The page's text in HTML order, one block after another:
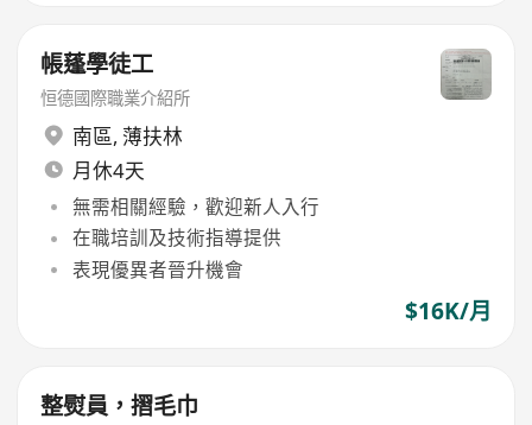
帳蓬學徒工
恒德國際職業介紹所
南區, 薄扶林
月休4天
無需相關經驗，歡迎新人入行
在職培訓及技術指導提供
表現優異者晉升機會
$16K/月
整熨員，摺毛巾